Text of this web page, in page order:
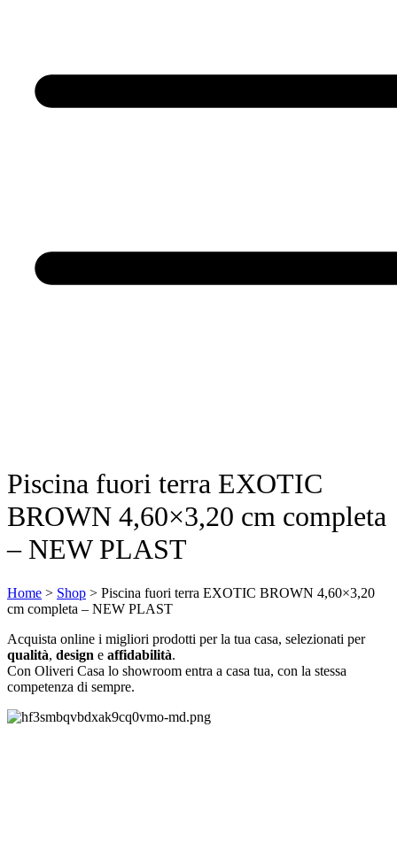
Piscina fuori terra EXOTIC
BROWN 4,60×3,20 cm completa
– NEW PLAST
Home > Shop > Piscina fuori terra EXOTIC BROWN 4,60×3,20
cm completa – NEW PLAST
Acquista online i migliori prodotti per la tua casa, selezionati per
qualità, design e affidabilità.
Con Oliveri Casa lo showroom entra a casa tua, con la stessa
competenza di sempre.